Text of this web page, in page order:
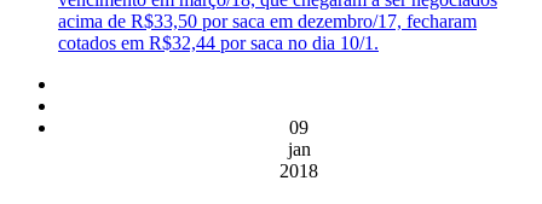
acima de R$33,50 por saca em dezembro/17, fecharam
cotados em R$32,44 por saca no dia 10/1.
09
jan
2018